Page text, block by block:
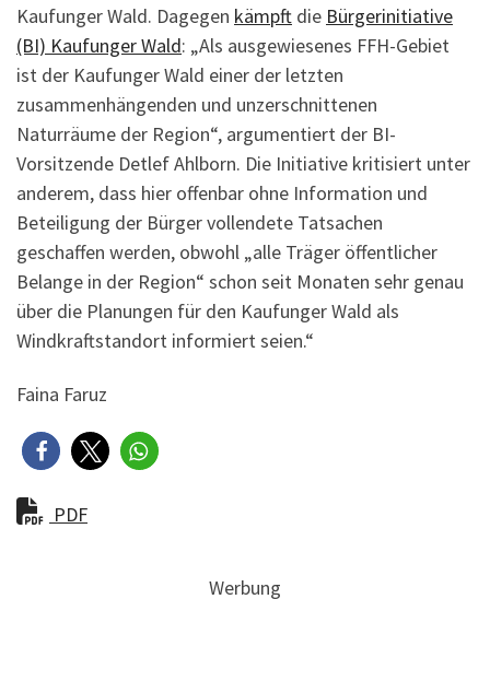
Kaufunger Wald. Dagegen kämpft die Bürgerinitiative
(BI) Kaufunger Wald: „Als ausgewiesenes FFH-Gebiet
ist der Kaufunger Wald einer der letzten
zusammenhängenden und unzerschnittenen
Naturräume der Region“, argumentiert der BI-
Vorsitzende Detlef Ahlborn. Die Initiative kritisiert unter
anderem, dass hier offenbar ohne Information und
Beteiligung der Bürger vollendete Tatsachen
geschaffen werden, obwohl „alle Träger öffentlicher
Belange in der Region“ schon seit Monaten sehr genau
über die Planungen für den Kaufunger Wald als
Windkraftstandort informiert seien.“
Faina Faruz
PDF
Werbung